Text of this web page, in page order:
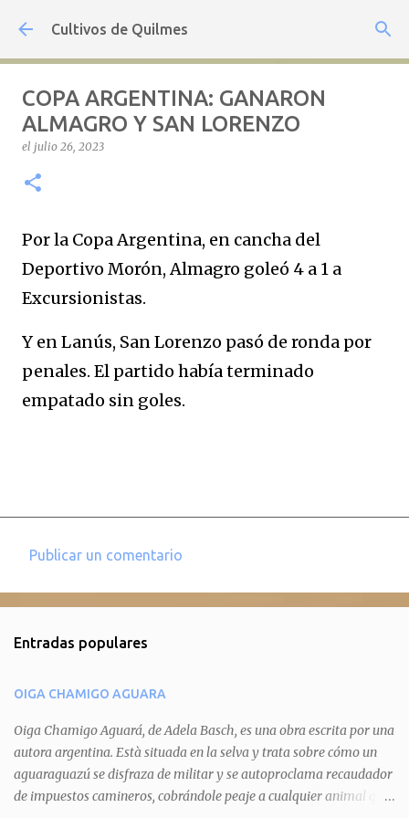
Ir al contenido principal
Cultivos de Quilmes
COPA ARGENTINA: GANARON
ALMAGRO Y SAN LORENZO
el julio 26, 2023
Por la Copa Argentina, en cancha del
Deportivo Morón, Almagro goleó 4 a 1 a
Excursionistas.
Y en Lanús, San Lorenzo pasó de ronda por
penales. El partido había terminado
empatado sin goles.
e
t
a
r
i
o
Publicar un comentario
Entradas populares
OIGA CHAMIGO AGUARA
Oiga Chamigo Aguará, de Adela Basch, es una obra escrita por una
autora argentina. Està situada en la selva y trata sobre cómo un
aguaraguazú se disfraza de militar y se autoproclama recaudador
de impuestos camineros, cobrándole peaje a cualquier animal que